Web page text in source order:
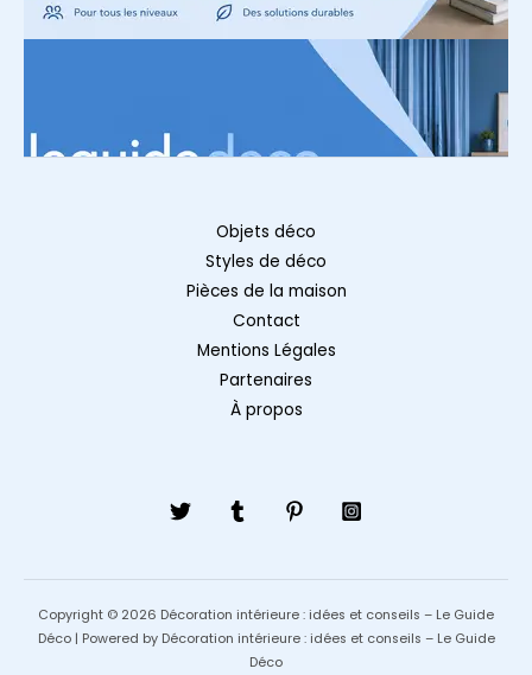
Objets déco
Styles de déco
Pièces de la maison
Contact
Mentions Légales
Partenaires
À propos
Copyright © 2026 Décoration intérieure : idées et conseils – Le Guide
Déco | Powered by Décoration intérieure : idées et conseils – Le Guide
Déco